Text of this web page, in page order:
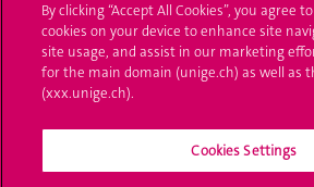
UNIGE Mobile
Médias
By clicking “Accept All Cookies”, you agree
cookies on your device to enhance site
site usage, and assist in our marketing
for the main domain (unige.ch) as well as
(xxx.unige.ch).
Cookies Settings